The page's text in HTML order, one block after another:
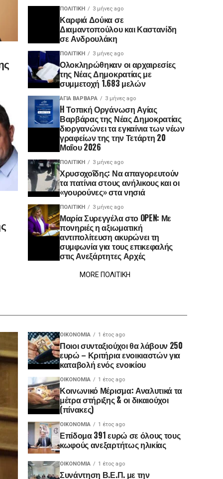
ΠΟΛΙΤΙΚΉ 3 μήνες ago
Καρφιά Δούκα σε
Διαμαντοπούλου και Καστανίδη
σε Ανδρουλάκη
ΠΟΛΙΤΙΚΉ 3 μήνες ago
Ολοκληρώθηκαν οι αρχαιρεσίες
της Νέας Δημοκρατίας με
συμμετοχή 1.683 μελών
ΑΓΙΑ ΒΑΡΒΑΡΑ 3 μήνες ago
H Τοπική Οργάνωση Αγίας
Βαρβάρας της Νέας Δημοκρατίας
διοργανώνει τα εγκαίνια των νέων
γραφείων της την Τετάρτη 20
Μαΐου 2026
ΠΟΛΙΤΙΚΉ 3 μήνες ago
Χρυσοχοΐδης: Να απαγορευτούν
τα πατίνια στους ανήλικους και οι
«γουρούνες» στα νησιά
ΠΟΛΙΤΙΚΉ 3 μήνες ago
Μαρία Συρεγγέλα στο OPEN: Με
πονηριές η αξιωματική
αντιπολίτευση ακυρώνει τη
συμφωνία για τους επικεφαλής
στις Ανεξάρτητες Αρχές
MORE ΠΟΛΙΤΙΚΗ
ΟΙΚΟΝΟΜΊΑ 1 έτος ago
Ποιοι συνταξιούχοι θα λάβουν 250
ευρώ – Κριτήρια ενοικιαστών για
καταβολή ενός ενοικίου
ΟΙΚΟΝΟΜΊΑ 1 έτος ago
Κοινωνικό Μέρισμα: Αναλυτικά τα
μέτρα στήριξης & οι δικαιούχοι
(πίνακες)
ΟΙΚΟΝΟΜΊΑ 1 έτος ago
Επίδομα 391 ευρώ σε όλους τους
κωφούς ανεξαρτήτως ηλικίας
ΟΙΚΟΝΟΜΊΑ 1 έτος ago
Συνάντηση Β.Ε.Π. με την